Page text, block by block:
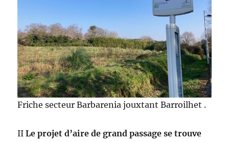
Friche secteur Barbarenia jouxtant Barroilhet .
IILe projet d’aire de grand passage se trouve